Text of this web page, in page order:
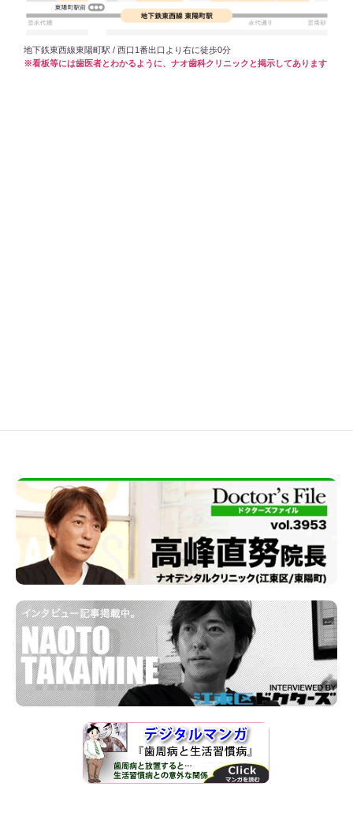
地下鉄東西線東陽町駅 / 西口1番出口より右に徒歩0分
※看板等には歯医者とわかるように、ナオ歯科クリニックと掲示してあります